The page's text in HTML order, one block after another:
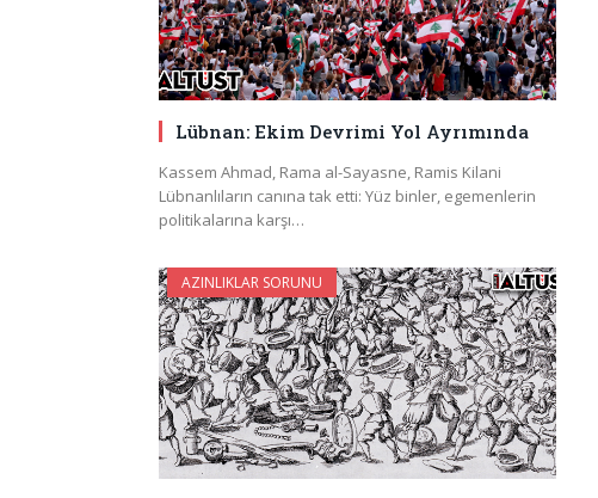
Lübnan: Ekim Devrimi Yol Ayrımında
Kassem Ahmad, Rama al-Sayasne, Ramis Kilani
Lübnanlıların canına tak etti: Yüz binler, egemenlerin
politikalarına karşı…
AZINLIKLAR SORUNU